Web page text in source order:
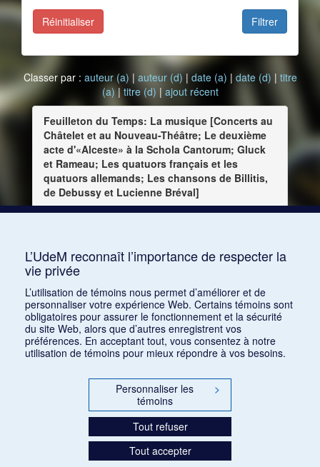
Filtrer
Réinitialiser
Classer par : auteur (a) | auteur (d) | date (a) | date (d) | titre
(a)| titre (d) | ajout récent
Feuilleton du Temps: La musique [Concerts au
Châtelet et au Nouveau-Théâtre; Le deuxième
acte d'«Alceste» à la Schola Cantorum; Gluck
et Rameau; Les quatuors français et les
quatuors allemands; Les chansons de Billitis,
de Debussy et Lucienne Bréval]
L’UdeM reconnaît l’importance de respecter la
vie privée
L’utilisation de témoins nous permet d’améliorer et de
personnaliser votre expérience Web. Certains témoins sont
obligatoires pour assurer le fonctionnement et la sécurité
du site Web, alors que d’autres enregistrent vos
préférences. En acceptant tout, vous consentez à notre
utilisation de témoins pour mieux répondre à vos besoins.
Personnaliser les
témoins
>
Tout refuser
Tout accepter